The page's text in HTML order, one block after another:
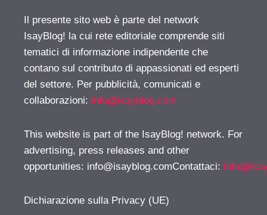
Il presente sito web è parte del network
IsayBlog! la cui rete editoriale comprende siti
tematici di informazione indipendente che
contano sul contributo di appassionati ed esperti
del settore. Per pubblicità, comunicati e
collaborazioni: info@isayblog.com
This website is part of the IsayBlog! network. For
advertising, press releases and other
opportunities: info@isayblog.comContattaci:
Dichiarazione sulla Privacy (UE)